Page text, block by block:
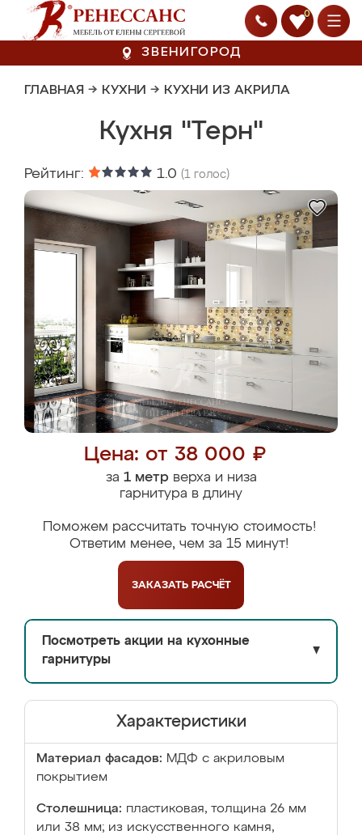
0
ЗВЕНИГОРОД
ГЛАВНАЯ → КУХНИ → КУХНИ ИЗ АКРИЛА
Кухня "Терн"
Рейтинг: 1.0 (1 голос)
Цена: от 38 000 ₽
за 1 метрверха и низа
гарнитура в длину
Поможем рассчитать точную стоимость!
Ответим менее, чем за 15 минут!
ЗАКАЗАТЬ РАСЧЁТ
Посмотреть акции на кухонные
гарнитуры
▼
Характеристики
Материал фасадов: МДФ с акриловым
покрытием
Столешница: пластиковая, толщина 26 мм
или 38 мм; из искусственного камня,